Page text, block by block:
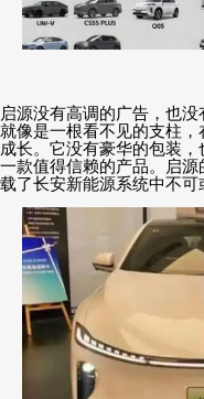
启源没有高调的广告，也
就像是一根看不见的支柱
成长。它没有豪华的包装
一款值得信赖的产品。启
载了长安新能源系统中不可